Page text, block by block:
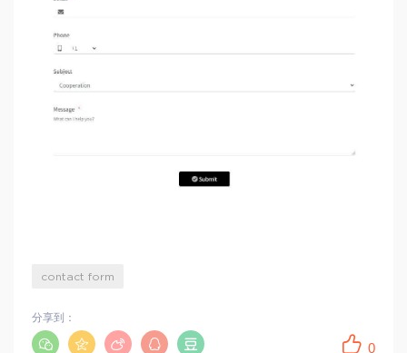
contact form
0
分享到：